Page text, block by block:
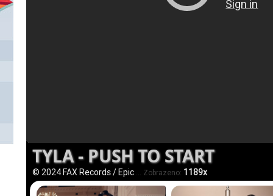
TYLA - PUSH TO START
© 2024 FAX Records / Epic ... Zobrazeno: 1189x